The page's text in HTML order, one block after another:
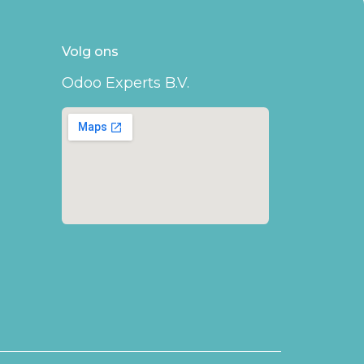
Volg ons
Odoo Experts B.V.